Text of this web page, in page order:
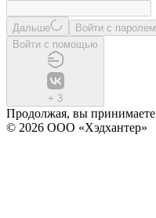
Дальше
Войти с паролем
Войти с помощью
+ 3
Продолжая, вы принимаете
© 2026 ООО «Хэдхантер»